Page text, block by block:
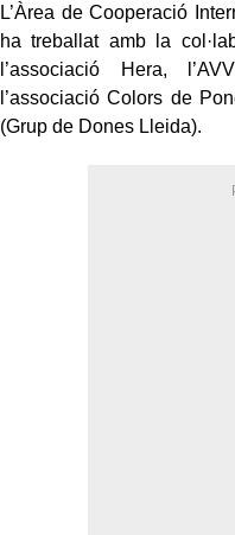
L’Àrea de Cooperació
ha treballat amb la
l’associació Hera,
l’associació Colors de
(Grup de Dones Lleida).